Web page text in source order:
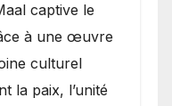
captive le
à une œuvre
culturel
la paix, l’unité